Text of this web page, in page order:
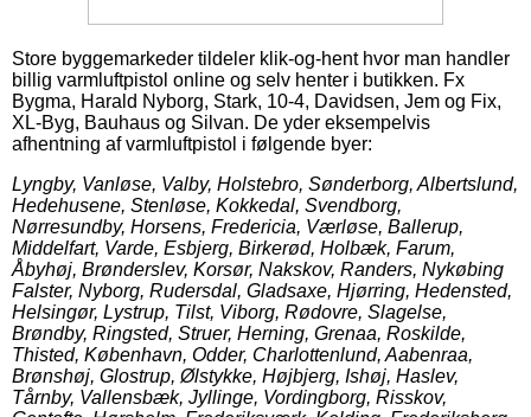
Store byggemarkeder tildeler klik-og-hent hvor man handler
billig varmluftpistol online og selv henter i butikken. Fx
Bygma, Harald Nyborg, Stark, 10-4, Davidsen, Jem og Fix,
XL-Byg, Bauhaus og Silvan. De yder eksempelvis
afhentning af varmluftpistol i følgende byer:
Lyngby, Vanløse, Valby, Holstebro, Sønderborg, Albertslund,
Hedehusene, Stenløse, Kokkedal, Svendborg,
Nørresundby, Horsens, Fredericia, Værløse, Ballerup,
Middelfart, Varde, Esbjerg, Birkerød, Holbæk, Farum,
Åbyhøj, Brønderslev, Korsør, Nakskov, Randers, Nykøbing
Falster, Nyborg, Rudersdal, Gladsaxe, Hjørring, Hedensted,
Helsingør, Lystrup, Tilst, Viborg, Rødovre, Slagelse,
Brøndby, Ringsted, Struer, Herning, Grenaa, Roskilde,
Thisted, København, Odder, Charlottenlund, Aabenraa,
Brønshøj, Glostrup, Ølstykke, Højbjerg, Ishøj, Haslev,
Tårnby, Vallensbæk, Jyllinge, Vordingborg, Risskov,